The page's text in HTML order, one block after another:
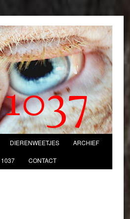
1037
DIERENWEETJES ARCHIEF
1037 CONTACT